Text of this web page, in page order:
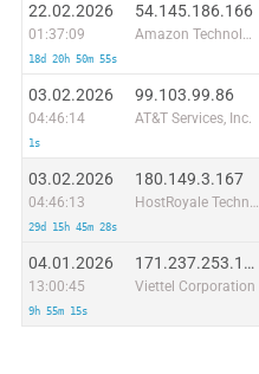
22.02.2026
01:37:09
18d 20h 50m 55s
54.145.186.166
Amazon Technologies Inc.
03.02.2026
04:46:14
1s
99.103.99.86
AT&T Services, Inc.
03.02.2026
04:46:13
29d 15h 45m 28s
180.149.3.167
HostRoyale Technologies Pvt Ltd
04.01.2026
13:00:45
9h 55m 15s
171.237.253.190
Viettel Corporation